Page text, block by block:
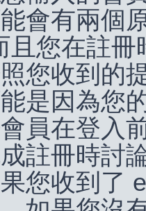
會有兩個
且您在註
您收到的
是因為您
員在登入
註冊時討
您收到了